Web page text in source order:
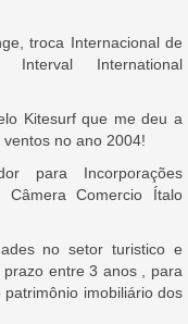
troca Internacional de
International
Kitesurf que me deu a
no ano 2004!
para Incorporações
Câmera Comercio Ítalo
no setor turistico e
entre 3 anos , para
imobiliário dos